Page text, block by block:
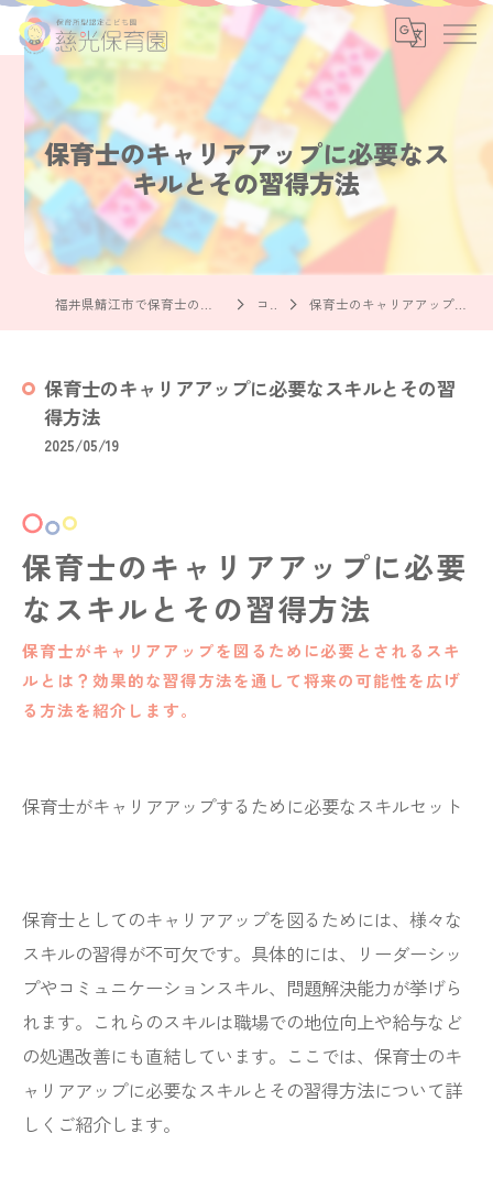
保育士のキャリアアップに必要なス
キルとその習得方法
コラム 保育士のキャリアアップに必要なスキルとその習得方法
保育士のキャリアアップに必要なスキルとその習
得方法
2025/05/19
保育士のキャリアアップに必要
なスキルとその習得方法
保育士がキャリアアップを図るために必要とされるスキ
ルとは？効果的な習得方法を通して将来の可能性を広げ
る方法を紹介します。
保育士がキャリアアップするために必要なスキルセット
保育士としてのキャリアアップを図るためには、様々な
スキルの習得が不可欠です。具体的には、リーダーシッ
プやコミュニケーションスキル、問題解決能力が挙げら
れます。これらのスキルは職場での地位向上や給与など
の処遇改善にも直結しています。ここでは、保育士のキ
ャリアアップに必要なスキルとその習得方法について詳
しくご紹介します。